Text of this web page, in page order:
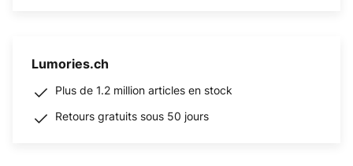
Lumories.ch
Plus de 1.2 million articles en stock
Retours gratuits sous 50 jours